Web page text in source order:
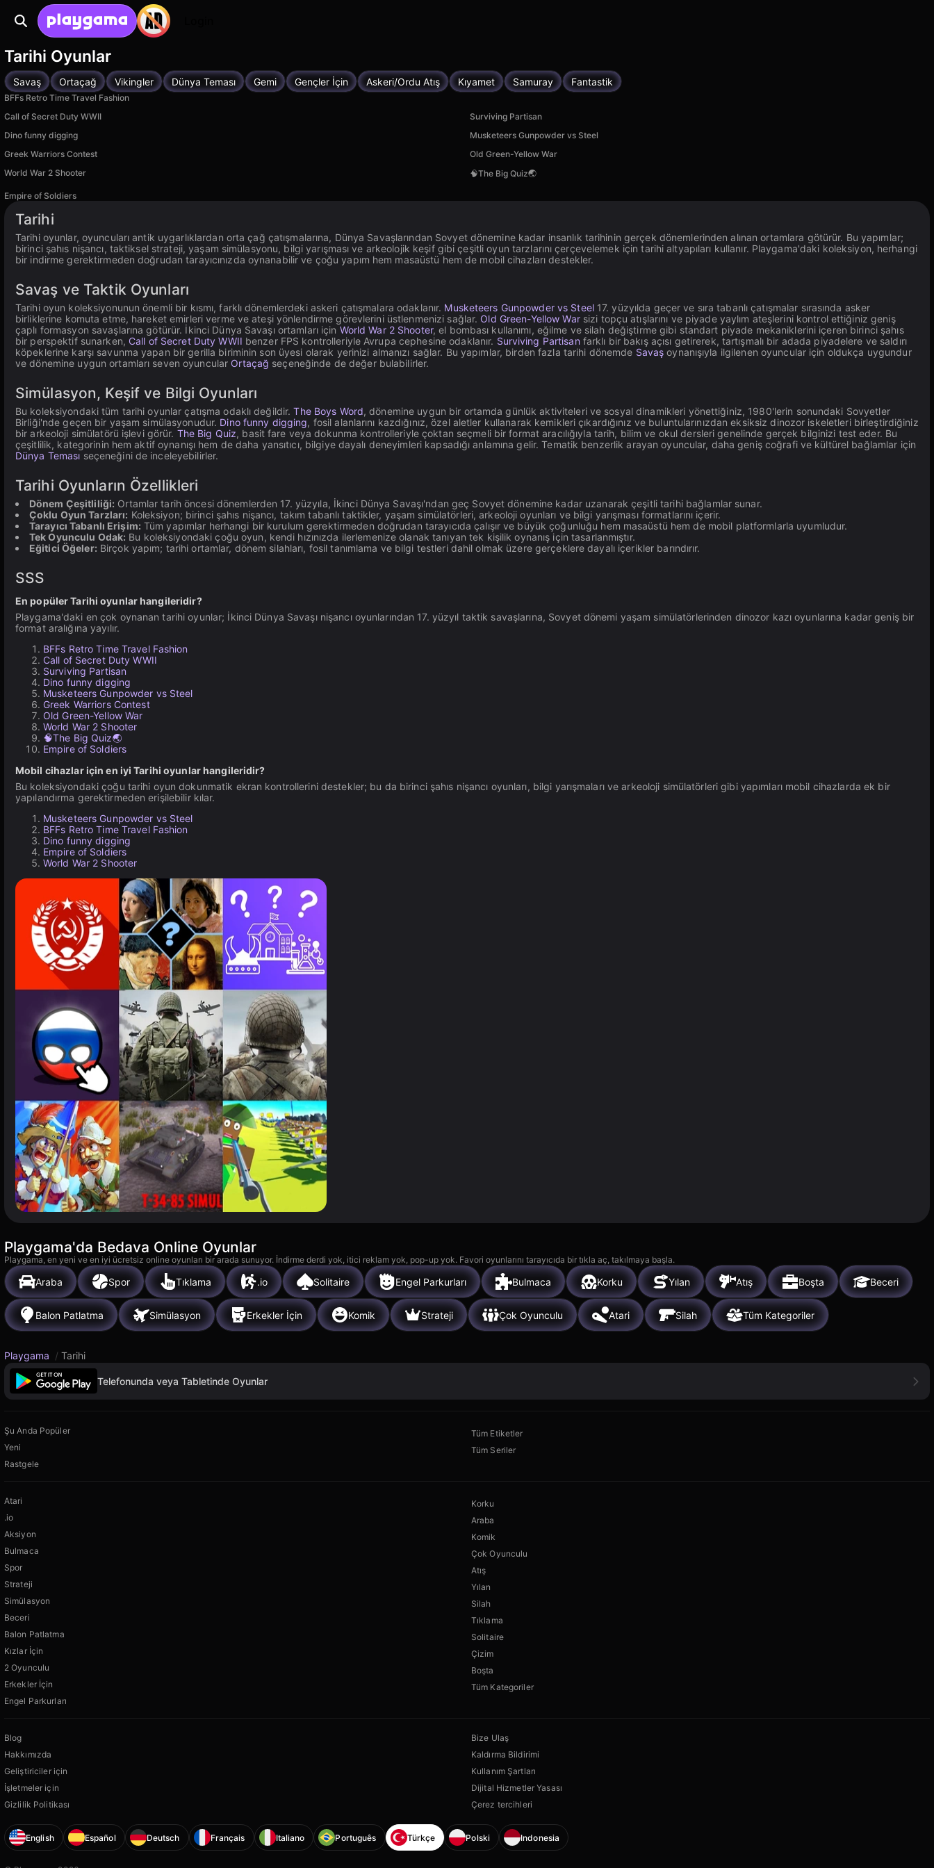
Tarihi Oyunlar
Savaş Ortaçağ Vikingler Dünya Teması Gemi Gençler İçin Askeri/Ordu Atış Kıyamet Samuray Fantastik
BFFs Retro Time Travel Fashion
Call of Secret Duty WWII
Surviving Partisan
Dino funny digging
Musketeers Gunpowder vs Steel
Greek Warriors Contest
Old Green-Yellow War
World War 2 Shooter
🧠The Big Quiz🌏
Android, iOS platformunda mevcut
Empire of Soldiers
Tarihi
Tarihi oyunlar, oyuncuları antik uygarlıklardan orta çağ çatışmalarına, Dünya Savaşlarından Sovyet dönemine kadar insanlık tarihinin gerçek dönemlerinden alınan ortamlara götürür. Bu yapımlar;
birinci şahıs nişancı, taktiksel strateji, yaşam simülasyonu, bilgi yarışması ve arkeolojik keşif gibi çeşitli oyun tarzlarını çerçevelemek için tarihi altyapıları kullanır. Playgama'daki koleksiyon, herhangi
bir indirme gerektirmeden doğrudan tarayıcınızda oynanabilir ve çoğu yapım hem masaüstü hem de mobil cihazları destekler.
Savaş ve Taktik Oyunları
Tarihi oyun koleksiyonunun önemli bir kısmı, farklı dönemlerdeki askeri çatışmalara odaklanır. Musketeers Gunpowder vs Steel17. yüzyılda geçer ve sıra tabanlı çatışmalar sırasında asker
birliklerine komuta etme, hareket emirleri verme ve ateşi yönlendirme görevlerini üstlenmenizi sağlar. Old Green-Yellow Warsizi topçu atışlarını ve piyade yaylım ateşlerini kontrol ettiğiniz geniş
çaplı formasyon savaşlarına götürür. İkinci Dünya Savaşı ortamları için World War 2 Shooter, el bombası kullanımı, eğilme ve silah değiştirme gibi standart piyade mekaniklerini içeren birinci şahıs
bir perspektif sunarken, Call of Secret Duty WWII benzer FPS kontrolleriyle Avrupa cephesine odaklanır. Surviving Partisan farklı bir bakış açısı getirerek, tartışmalı bir adada piyadelere ve saldırı
köpeklerine karşı savunma yapan bir gerilla biriminin son üyesi olarak yerinizi almanızı sağlar. Bu yapımlar, birden fazla tarihi dönemde Savaş oynanışıyla ilgilenen oyuncular için oldukça uygundur
ve dönemine uygun ortamları seven oyuncular Ortaçağ seçeneğinde de değer bulabilirler.
Simülasyon, Keşif ve Bilgi Oyunları
Bu koleksiyondaki tüm tarihi oyunlar çatışma odaklı değildir.The Boys Word, dönemine uygun bir ortamda günlük aktiviteleri ve sosyal dinamikleri yönettiğiniz, 1980'lerin sonundaki Sovyetler
Birliği'nde geçen bir yaşam simülasyonudur. Dino funny digging, fosil alanlarını kazdığınız, özel aletler kullanarak kemikleri çıkardığınız ve buluntularınızdan eksiksiz dinozor iskeletleri birleştirdiğiniz
bir arkeoloji simülatörü işlevi görür. The Big Quiz, basit fare veya dokunma kontrolleriyle çoktan seçmeli bir format aracılığıyla tarih, bilim ve okul dersleri genelinde gerçek bilginizi test eder. Bu
çeşitlilik, kategorinin hem aktif oynanışı hem de daha yansıtıcı, bilgiye dayalı deneyimleri kapsadığı anlamına gelir. Tematik benzerlik arayan oyuncular, daha geniş coğrafi ve kültürel bağlamlar için
Dünya Teması seçeneğini de inceleyebilirler.
Tarihi Oyunların Özellikleri
Dönem Çeşitliliği: Ortamlar tarih öncesi dönemlerden 17. yüzyıla, İkinci Dünya Savaşı'ndan geç Sovyet dönemine kadar uzanarak çeşitli tarihi bağlamlar sunar.
Çoklu Oyun Tarzları: Koleksiyon; birinci şahıs nişancı, takım tabanlı taktikler, yaşam simülatörleri, arkeoloji oyunları ve bilgi yarışması formatlarını içerir.
Tarayıcı Tabanlı Erişim: Tüm yapımlar herhangi bir kurulum gerektirmeden doğrudan tarayıcıda çalışır ve büyük çoğunluğu hem masaüstü hem de mobil platformlarla uyumludur.
Tek Oyunculu Odak: Bu koleksiyondaki çoğu oyun, kendi hızınızda ilerlemenize olanak tanıyan tek kişilik oynanış için tasarlanmıştır.
Eğitici Öğeler: Birçok yapım; tarihi ortamlar, dönem silahları, fosil tanımlama ve bilgi testleri dahil olmak üzere gerçeklere dayalı içerikler barındırır.
SSS
En popüler Tarihi oyunlar hangileridir?
Playgama'daki en çok oynanan tarihi oyunlar; İkinci Dünya Savaşı nişancı oyunlarından 17. yüzyıl taktik savaşlarına, Sovyet dönemi yaşam simülatörlerinden dinozor kazı oyunlarına kadar geniş bir
format aralığına yayılır.
BFFs Retro Time Travel Fashion
Call of Secret Duty WWII
Surviving Partisan
Dino funny digging
Musketeers Gunpowder vs Steel
Greek Warriors Contest
Old Green-Yellow War
World War 2 Shooter
🧠The Big Quiz🌏
Empire of Soldiers
Mobil cihazlar için en iyi Tarihi oyunlar hangileridir?
Bu koleksiyondaki çoğu tarihi oyun dokunmatik ekran kontrollerini destekler; bu da birinci şahıs nişancı oyunları, bilgi yarışmaları ve arkeoloji simülatörleri gibi yapımları mobil cihazlarda ek bir
yapılandırma gerektirmeden erişilebilir kılar.
Musketeers Gunpowder vs Steel
BFFs Retro Time Travel Fashion
Dino funny digging
Empire of Soldiers
World War 2 Shooter
Playgama'da Bedava Online Oyunlar
Playgama, en yeni ve en iyi ücretsiz online oyunları bir arada sunuyor. İndirme derdi yok, itici reklam yok, pop-up yok. Favori oyunlarını tarayıcıda bir tıkla aç, takılmaya başla.
Araba Spor Tıklama .io Solitaire Engel Parkurları Bulmaca Korku Yılan Atış Boşta Beceri
Balon Patlatma Simülasyon Erkekler İçin Komik Strateji Çok Oyunculu Atari Silah Tüm Kategoriler
Playgama / Tarihi
Telefonunda veya Tabletinde Oyunlar
Şu Anda Popüler
Yeni
Rastgele
Tüm Etiketler
Tüm Seriler
Atari
.io
Aksiyon
Bulmaca
Spor
Strateji
Simülasyon
Beceri
Balon Patlatma
Kızlar İçin
2 Oyunculu
Erkekler İçin
Engel Parkurları
Korku
Araba
Komik
Çok Oyunculu
Atış
Yılan
Silah
Tıklama
Solitaire
Çizim
Boşta
Tüm Kategoriler
Blog
Hakkımızda
Geliştiriciler için
İşletmeler için
Gizlilik Politikası
Bize Ulaş
Kaldırma Bildirimi
Kullanım Şartları
Dijital Hizmetler Yasası
Çerez tercihleri
English Español Deutsch Français Italiano Português Türkçe Polski Indonesia